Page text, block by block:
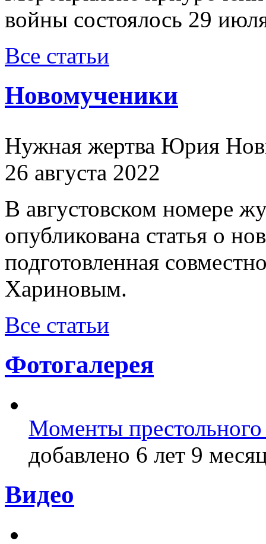
войны состоялось 29
Все статьи
Новомученики
Нужная жертва Юрия
26 августа 2022
В августовском номере
опубликована статья о
подготовленная
Хариновым.
Все статьи
Фотогалерея
Моменты
добавлено 6 лет 9
Видео